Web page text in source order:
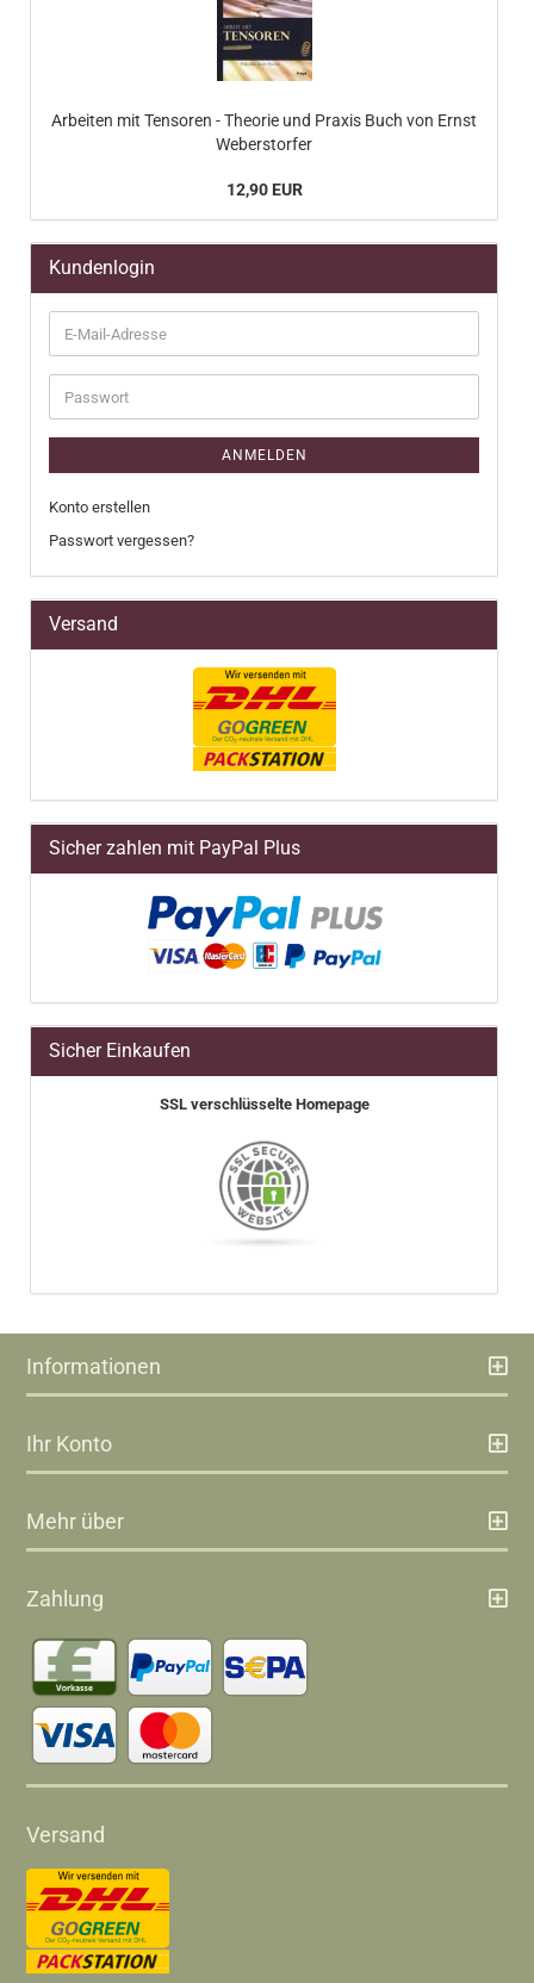
Arbeiten mit Tensoren - Theorie und Praxis Buch von Ernst
Weberstorfer
12,90 EUR
Kundenlogin
E-
Mail-
Adresse
Passwort
ANMELDEN
Konto erstellen
Passwort vergessen?
Versand
Sicher zahlen mit PayPal Plus
Sicher Einkaufen
SSL verschlüsselte Homepage
Informationen
Ihr Konto
Mehr über
Zahlung
Versand